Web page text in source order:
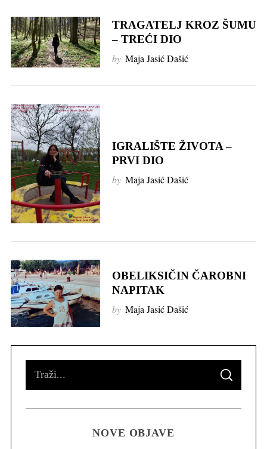
TRAGATELJ KROZ ŠUMU
– TREĆI DIO
by Maja Jasić Dašić
IGRALIŠTE ŽIVOTA –
PRVI DIO
by Maja Jasić Dašić
OBELIKSIČIN ČAROBNI
NAPITAK
by Maja Jasić Dašić
S
A
C
NOVE OBJAVE